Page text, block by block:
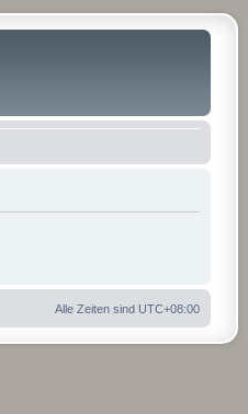
Alle Zeiten sind UTC+08:00